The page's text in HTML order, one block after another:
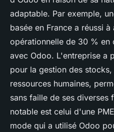
adaptable. Par exemple,
basée en France a réussi
opérationnelle de 30 % en
avec Odoo. L'entreprise a
pour la gestion des
ressources humaines,
sans faille de ses diverses
notable est celui d'une
mode qui a utilisé Odoo